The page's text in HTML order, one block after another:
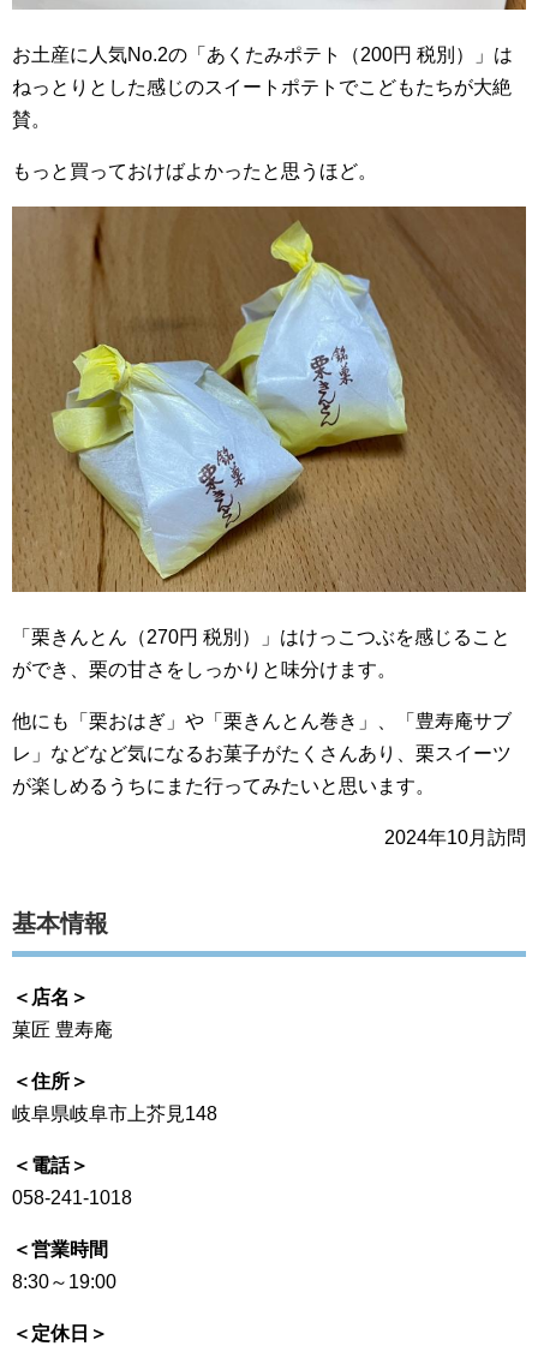
お土産に人気No.2の「あくたみポテト（200円 税別）」は
ねっとりとした感じのスイートポテトでこどもたちが大絶
賛。
もっと買っておけばよかったと思うほど。
「栗きんとん（270円 税別）」はけっこつぶを感じること
ができ、栗の甘さをしっかりと味分けます。
他にも「栗おはぎ」や「栗きんとん巻き」、「豊寿庵サブ
レ」などなど気になるお菓子がたくさんあり、栗スイーツ
が楽しめるうちにまた行ってみたいと思います。
2024年10月訪問
基本情報
＜店名＞
菓匠 豊寿庵
＜住所＞
岐阜県岐阜市上芥見148
＜電話＞
058-241-1018
＜営業時間
8:30～19:00
＜定休日＞